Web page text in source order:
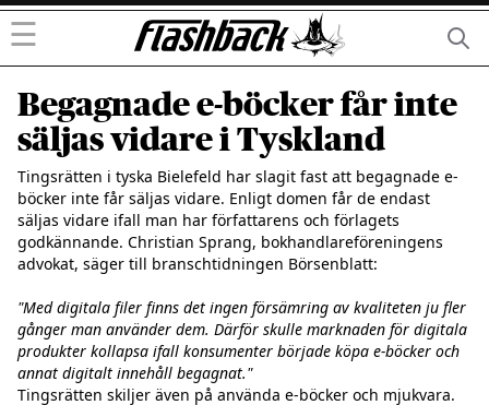
☰
Begagnade e-böcker får inte
säljas vidare i Tyskland
Tingsrätten i tyska Bielefeld har slagit fast att begagnade e-
böcker inte får säljas vidare. Enligt domen får de endast
säljas vidare ifall man har författarens och förlagets
godkännande. Christian Sprang, bokhandlareföreningens
advokat, säger till branschtidningen Börsenblatt:
"Med digitala filer finns det ingen försämring av kvaliteten ju fler
gånger man använder dem. Därför skulle marknaden för digitala
produkter kollapsa ifall konsumenter började köpa e-böcker och
annat digitalt innehåll begagnat."
Tingsrätten skiljer även på använda e-böcker och mjukvara.